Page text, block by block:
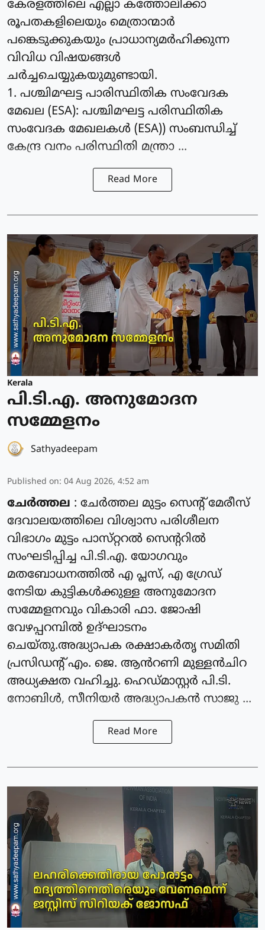
കേരളത്തിലെ എല്ലാ കത്തോലിക്കാ
രൂപതകളിലെയും മെത്രാന്മാര്‍
പങ്കെടുക്കുകയും പ്രാധാന്യമര്‍ഹിക്കുന്ന
വിവിധ വിഷയങ്ങള്‍
ചര്‍ച്ചചെയ്യുകയുമുണ്ടായി.
1. പശ്ചിമഘട്ട പാരിസ്ഥിതിക സംവേദക
മേഖല (ESA): പശ്ചിമഘട്ട പരിസ്ഥിതിക
സംവേദക മേഖലകള്‍ (ESA)) സംബന്ധിച്ച്
കേന്ദ്ര വനം പരിസ്ഥിതി മന്ത്രാ ...
Read More
Kerala
പി.ടി.എ. അനുമോദന
സമ്മേളനം
Sathyadeepam
Published on: 04 Aug 2026, 4:52 am
ചേർത്തല : ചേർത്തല മുട്ടം സെൻ്റ് മേരീസ്
ദേവാലയത്തിലെ വിശ്വാസ പരിശീലന
വിഭാഗം മുട്ടം പാസ്‌റ്ററൽ സെന്ററിൽ
സംഘടിപ്പിച്ച പി.ടി.എ. യോഗവും
മതബോധനത്തിൽ എ പ്ലസ്, എ ഗ്രേഡ്
നേടിയ കുട്ടികൾക്കുള്ള അനുമോദന
സമ്മേളനവും വികാരി ഫാ. ജോഷി
വേഴപ്പറമ്പിൽ ഉദ്ഘാടനം
ചെയ്തു.അദ്ധ്യാപക രക്ഷാകർതൃ സമിതി
പ്രസിഡന്റ്‌ എം. ജെ. ആൻറണി മുള്ളൻചിറ
അധ്യക്ഷത വഹിച്ചു. ഹെഡ്മാസ്റ്റർ പി.ടി.
നോബിൾ, സീനിയർ അദ്ധ്യാപകൻ സാജു ...
Read More